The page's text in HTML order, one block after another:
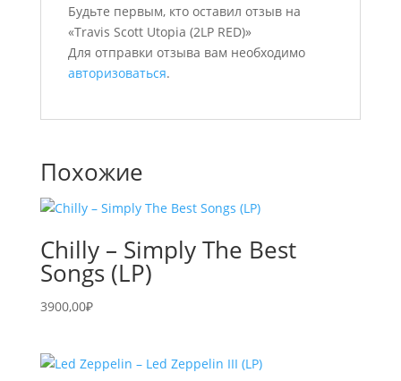
Будьте первым, кто оставил отзыв на
«Travis Scott Utopia (2LP RED)»
Для отправки отзыва вам необходимо
авторизоваться.
Похожие
Chilly – Simply The Best
Songs (LP)
3900,00₽